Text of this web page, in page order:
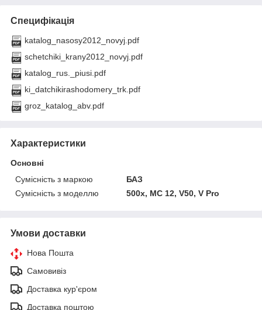
Специфікація
katalog_nasosy2012_novyj.pdf
schetchiki_krany2012_novyj.pdf
katalog_rus._piusi.pdf
ki_datchikirashodomery_trk.pdf
groz_katalog_abv.pdf
Характеристики
Основні
Сумісність з маркою
БАЗ
Сумісність з моделлю
500x, MC 12, V50, V Pro
Умови доставки
Нова Пошта
Самовивіз
Доставка кур'єром
Доставка поштою